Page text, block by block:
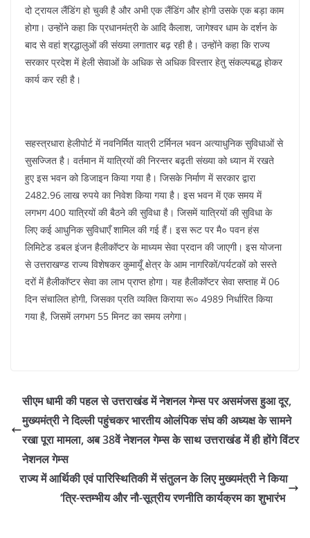
दो ट्रायल लैंडिंग हो चुकी है और अभी एक लैंडिंग और होगी उसके एक बड़ा काम
होगा। उन्होंने कहा कि प्रधानमंत्री के आदि कैलाश, जागेश्वर धाम के दर्शन के
बाद से वहां श्रद्धालुओं की संख्या लगातार बढ़ रही है। उन्होंने कहा कि राज्य
सरकार प्रदेश में हेली सेवाओं के अधिक से अधिक विस्तार हेतु संकल्पबद्ध होकर
कार्य कर रही है।
सहस्त्रधारा हेलीपोर्ट में नवनिर्मित यात्री टर्मिनल भवन अत्याधुनिक सुविधाओं से
सुसज्जित है। वर्तमान में यात्रियों की निरन्तर बढ़ती संख्या को ध्यान में रखते
हुए इस भवन को डिजाइन किया गया है। जिसके निर्माण में सरकार द्वारा
2482.96 लाख रुपये का निवेश किया गया है। इस भवन में एक समय में
लगभग 400 यात्रियों की बैठने की सुविधा है। जिसमें यात्रियों की सुविधा के
लिए कई आधुनिक सुविधाएँ शामिल की गई हैं। इस रूट पर मै० पवन हंस
लिमिटेड डबल इंजन हैलीकॉप्टर के माध्यम सेवा प्रदान की जाएगी। इस योजना
से उत्तराखण्ड राज्य विशेषकर कुमायूँ क्षेत्र के आम नागरिकों/पर्यटकों को सस्ते
दरों में हैलीकॉप्टर सेवा का लाभ प्राप्त होगा। यह हैलीकॉप्टर सेवा सप्ताह में 06
दिन संचालित होगी, जिसका प्रति व्यक्ति किराया रू० 4989 निर्धारित किया
गया है, जिसमें लगभग 55 मिनट का समय लगेगा।
सीएम धामी की पहल से उत्तराखंड में नेशनल गेम्स पर असमंजस हुआ दूर,
मुख्यमंत्री ने दिल्ली पहुंचकर भारतीय ओलंपिक संघ की अध्यक्ष के सामने
रखा पूरा मामला, अब 38वें नेशनल गेम्स के साथ उत्तराखंड में ही होंगे विंटर
नेशनल गेम्स
राज्य में आर्थिकी एवं पारिस्थितिकी में संतुलन के लिए मुख्यमंत्री ने किया
‘त्रि-स्तम्भीय और नौ-सूत्रीय रणनीति कार्यक्रम का शुभारंभ